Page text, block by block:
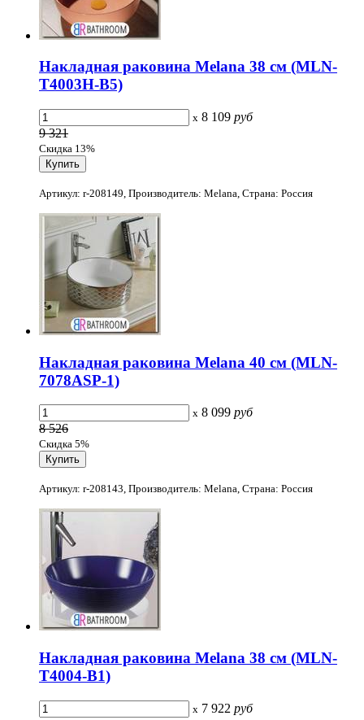
Накладная раковина Melana 38 см (MLN-
T4003H-B5)
x 8 109 руб
9 321
Скидка 13%
Артикул: r-208149, Производитель: Melana, Страна: Россия
Накладная раковина Melana 40 см (MLN-
7078АSP-1)
x 8 099 руб
8 526
Скидка 5%
Артикул: r-208143, Производитель: Melana, Страна: Россия
Накладная раковина Melana 38 см (MLN-
T4004-B1)
x 7 922 руб